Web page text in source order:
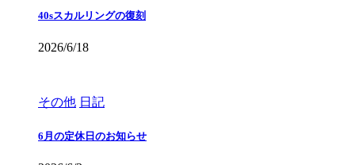
40sスカルリングの復刻
2026/6/18
その他 日記
6月の定休日のお知らせ